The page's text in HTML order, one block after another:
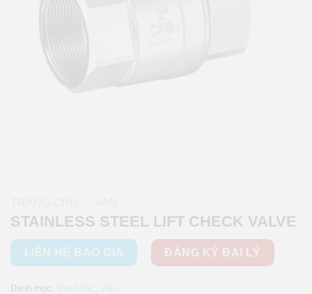
STAINLESS STEEL LIFT CHECK VALVE
LIÊN HỆ BÁO GIÁ ĐĂNG KÝ ĐẠI LÝ
Danh mục: Van khác Van